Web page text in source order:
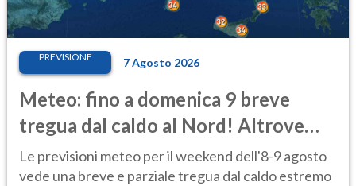
PREVISIONE 7 Agosto 2026
Meteo: fino a domenica 9 breve
tregua dal caldo al Nord! Altrove
calura e afa
Le previsioni meteo per il weekend dell'8-9 agosto
vede una breve e parziale tregua dal caldo estremo